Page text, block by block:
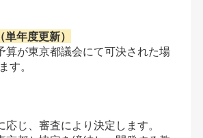
年度更新）
算が東京都議会にて可決された場
ます。
応じ、審査により決定します。